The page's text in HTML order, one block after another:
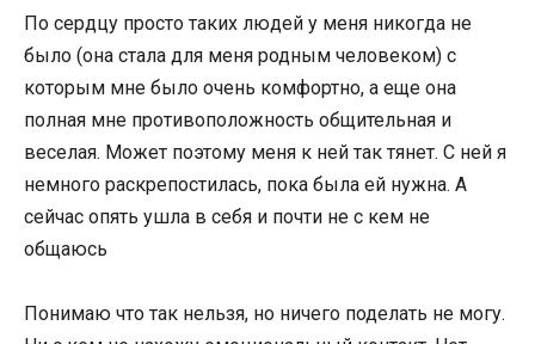
По сердцу просто таких людей у меня никогда не
было (она стала для меня родным человеком) с
которым мне было очень комфортно, а еще она
полная мне противоположность общительная и
веселая. Может поэтому меня к ней так тянет. С ней я
немного раскрепостилась, пока была ей нужна. А
сейчас опять ушла в себя и почти не с кем не
общаюсь
Понимаю что так нельзя, но ничего поделать не могу.